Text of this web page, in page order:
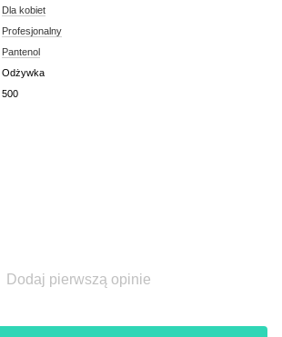
Dla kobiet
Profesjonalny
Pantenol
Odżywka
500
Dodaj pierwszą opinie